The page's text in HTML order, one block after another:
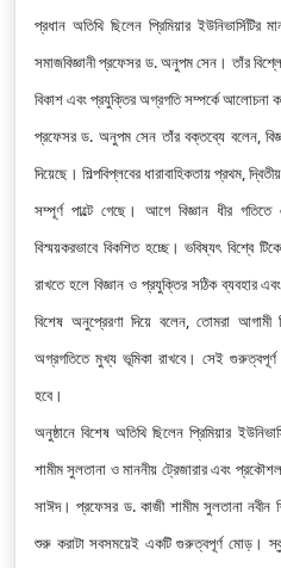
প্রধান অতিথি ছিলেন প্রিমিয়ার ইউনিভার্সিটির
সমাজবিজ্ঞানী প্রফেসর ড. অনুপম সেন। তাঁর
বিকাশ এবং প্রযুক্তির অগ্রগতি সম্পর্কে আলোচনা
প্রফেসর ড. অনুপম সেন তাঁর বক্তব্যে বলেন,
দিয়েছে। শিল্পবিপ্লবের ধারাবাহিকতায় প্রথম,
সম্পূর্ণ পাল্টে গেছে। আগে বিজ্ঞান ধীর গতিতে
বিস্ময়করভাবে বিকশিত হচ্ছে। ভবিষ্যৎ বিশ্বে
রাখতে হলে বিজ্ঞান ও প্রযুক্তির সঠিক ব্যবহার
বিশেষ অনুপ্রেরণা দিয়ে বলেন, তোমরা আগামী
অগ্রগতিতে মুখ্য ভূমিকা রাখবে। সেই গুরুত্বপূর্ণ
হবে।
অনুষ্ঠানে বিশেষ অতিথি ছিলেন প্রিমিয়ার
শামীম সুলতানা ও মাননীয় ট্রেজারার এবং
সাঈদ। প্রফেসর ড. কাজী শামীম সুলতানা নবীন
শুরু করাটা সবসময়েই একটি গুরুত্বপূর্ণ মোড়।